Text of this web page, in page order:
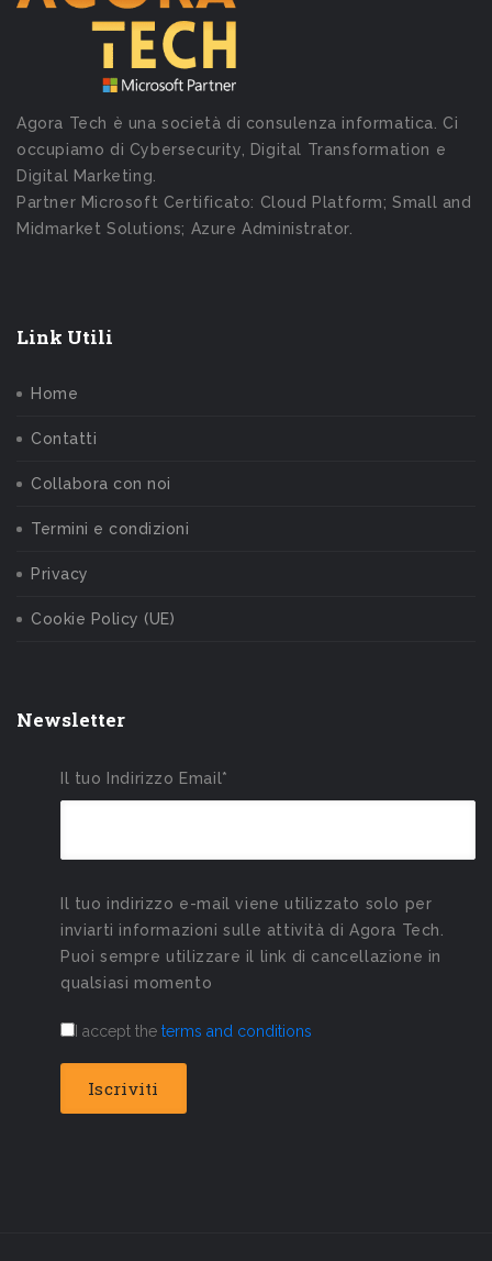
Agora Tech è una società di consulenza informatica. Ci
occupiamo di Cybersecurity, Digital Transformation e
Digital Marketing.
Partner Microsoft Certificato: Cloud Platform; Small and
Midmarket Solutions; Azure Administrator.
Link Utili
Home
Contatti
Collabora con noi
Termini e condizioni
Privacy
Cookie Policy (UE)
Newsletter
Il tuo Indirizzo Email*
Il tuo indirizzo e-mail viene utilizzato solo per
inviarti informazioni sulle attività di Agora Tech.
Puoi sempre utilizzare il link di cancellazione in
qualsiasi momento
I accept the terms and conditions